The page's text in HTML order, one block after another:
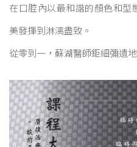
在口腔內以最和諧的顏色和型
美發揮到淋漓盡致。
從零到一，蘇湖醫師鉅細彌遺